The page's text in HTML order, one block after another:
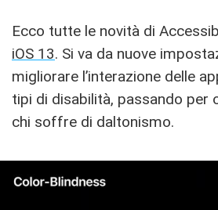
Ecco tutte le novità di
iOS 13. Si va da nuove
migliorare l’interazione delle
tipi di disabilità, passando per
chi soffre di daltonismo.